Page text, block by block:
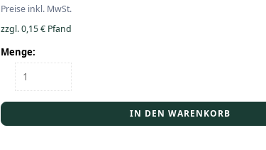
Preise inkl. MwSt.
zzgl.0,15€ Pfand
Menge:
Flasche
Elisabethen
Medium
IN DEN WARENKORB